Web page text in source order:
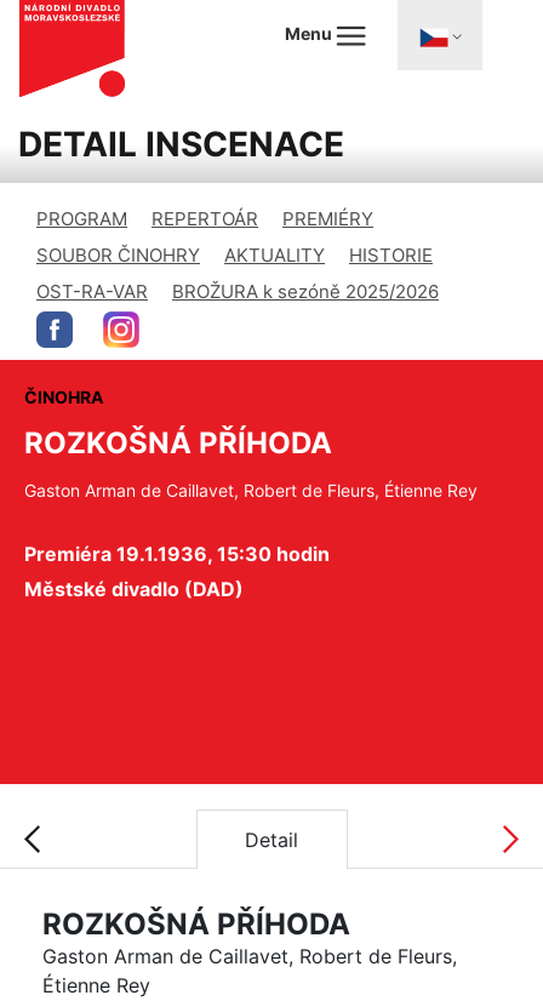
Menu
DETAIL INSCENACE
PROGRAM REPERTOÁR
PREMIÉRY
SOUBOR ČINOHRY
AKTUALITY
HISTORIE
OST-RA-VAR
BROŽURA k sezóně 2025/2026
ČINOHRA
ROZKOŠNÁ PŘÍHODA
Gaston Arman de Caillavet, Robert de Fleurs, Étienne Rey
Premiéra 19.1.1936, 15:30 hodin
Městské divadlo (DAD)
Detail
ROZKOŠNÁ PŘÍHODA
Gaston Arman de Caillavet, Robert de Fleurs,
Étienne Rey